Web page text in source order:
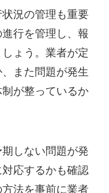
況の管理も重要
行を管理し、報
ょう。業者が定
また問題が発生
が整っているか
しない問題が発
応するかも確認
法を事前に業者